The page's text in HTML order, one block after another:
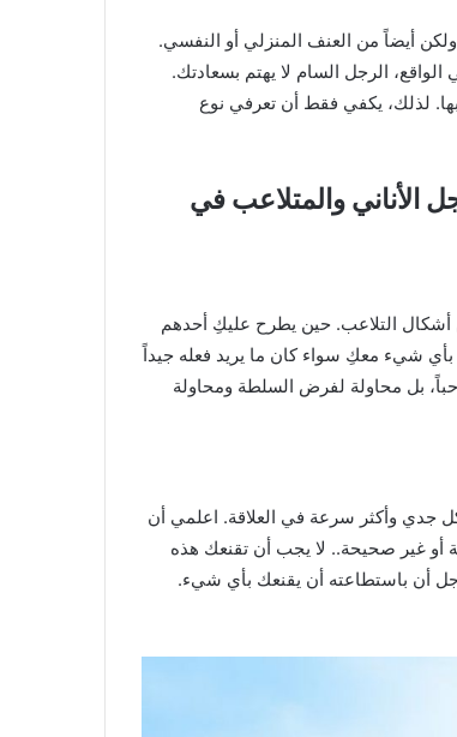
أيضاً من العنف المنزلي أو النفسي.
الرجل السام لا يهتم بسعادتك.
لذلك، يكفي فقط أن تعرفي نوع
الأناني والمتلاعب في
أشكال التلاعب. حين يطرح عليكِ أحدهم
بأي شيء معكِ سواء كان ما يريد فعله جيداً
بل محاولة لفرض السلطة ومحاولة
جدي وأكثر سرعة في العلاقة. اعلمي أن
أو غير صحيحة.. لا يجب أن تقنعك هذه
أن باستطاعته أن يقنعك بأي شيء.